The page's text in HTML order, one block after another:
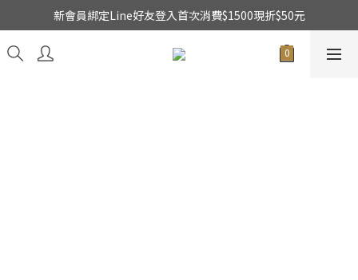
★日本東京堂花材系列全面出清特價中★
新會員綁定Line好友登入首次消費$1500現折$50元
乾燥花不凋花全系列出清買二送一